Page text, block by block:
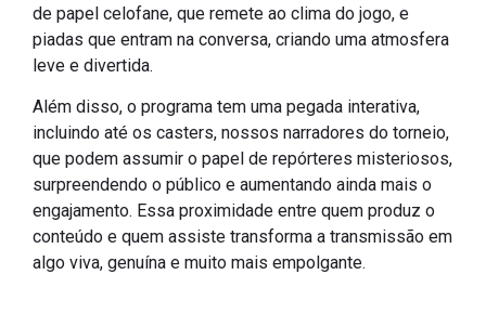
de papel celofane, que remete ao clima do jogo, e
piadas que entram na conversa, criando uma atmosfera
leve e divertida.
Além disso, o programa tem uma pegada interativa,
incluindo até os casters, nossos narradores do torneio,
que podem assumir o papel de repórteres misteriosos,
surpreendendo o público e aumentando ainda mais o
engajamento. Essa proximidade entre quem produz o
conteúdo e quem assiste transforma a transmissão em
algo viva, genuína e muito mais empolgante.